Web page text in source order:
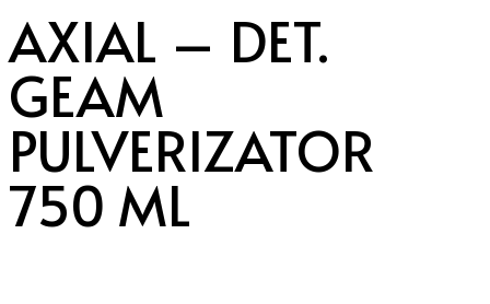
AXIAL – DET.
GEAM
PULVERIZATOR
750 ML